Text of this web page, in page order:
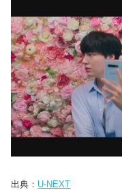
出典： U-NEXT